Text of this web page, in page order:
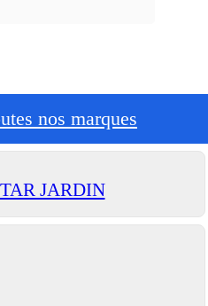
nos marques
JARDIN